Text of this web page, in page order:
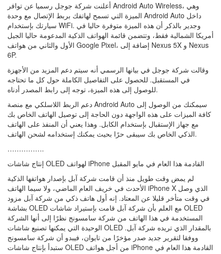
أعلنت شركة جوجل رسميا عن توافر Android Auto Wireless، وهي
الميزة التي تسمح لهاتفك بربط الإتصال مع وحدة Android Auto داخل
سيارتك بإستخدام WiFi. وجدير بالذكر أن هذه الميزة متوفرة حاليا في
أمريكا الشمالية فقط، وتتضمن قائمة الهواتف الذكية المدعومة حاليا الجيل
الأول والثاني من هواتف Google Pixel، إضافة إلى Nexus 5X و Nexus
6P.
وقالت شركة جوجل في بيانها الرسمي أنه سيتم دعم المزيد من الأجهزة
في المستقبل. للحصول على التفاصيل الكاملة حول كل ما تحتاجه
للوصول إلى هذه الميزة، توجه إلى رابط المصدر أدناه.
دعم الربط اللاسلكي مع منصة Android Auto سيمكنك من الوصول إلى
كافة الميزات على هذه الواجهة دون الحاجة إلى توصيل الهاتف الخاص بك
مع جهاز الإستقبال بإستخدام الكابل. وهذا يعني أن المنفذ على الهاتف
الذكي الخاص بك سيبقى حرًا بحيث يمكنك إستخدامه لشحن الهاتف.
…………….
إنتاج شاشات OLED لهواتف iPhone القادمة هذا العام في مايو المقبل
لم يمض وقت طويل منذ أن قامت شركة آبل بإصدار هواتفها الذكية
الأحدث في خريف العام الماضي، ولا سيما الهاتف iPhone X الذي وصل
في وقت متأخر قليلا عن المعتاد. إنه أول هاتف ذكي من شركة آبل مزود
بشاشة OLED مع العلم بأن شركة آبل قامت بإستيراد شاشات OLED
المستخدمة في هذا الهاتف من شركة سامسونج نظرًا إلى أنها الشركة
الوحيدة التي يمكنها تصنيع شاشات OLED بالمقدار الذي تريده شركة آبل.
ووفقا لتقرير جديد صدر مؤخرًا من تايوان، فيبدو أن شركة سامسونج
ستبدأ بإنتاج شاشات OLED من أجل هواتف iPhone القادمة هذا العام في